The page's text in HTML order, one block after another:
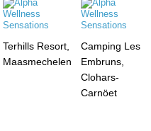
Terhills Resort,
Maasmechelen
Camping Les
Embruns,
Clohars-
Carnöet